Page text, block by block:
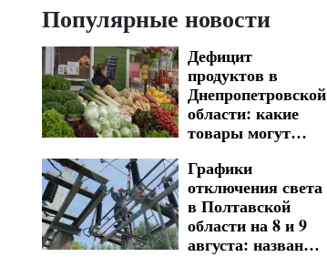
Популярные новости
Дефицит
продуктов в
Днепропетровской
области: какие
товары могут
магазинах
Графики
отключения света
в Полтавской
области на 8 и 9
августа: названы